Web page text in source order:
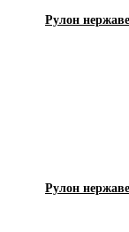
Рулон
Рулон